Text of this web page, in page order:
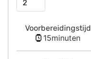
Voorbereidingstijd
15minuten
minuten